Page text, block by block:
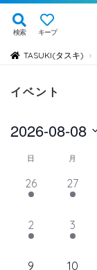
検索 キープ
TASUKI(タスキ) ›
イベント
2026-08-08
イ
ベ
ト
の
日 月
14
イ
ン
26
11
イ
ン
27
11
イ
2
11
イ
3
12
9
10
10